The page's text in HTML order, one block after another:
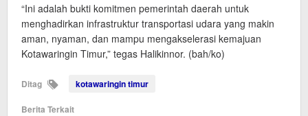
“Ini adalah bukti komitmen pemerintah daerah untuk
menghadirkan infrastruktur transportasi udara yang makin
aman, nyaman, dan mampu mengakselerasi kemajuan
Kotawaringin Timur,” tegas Halikinnor. (bah/ko)
Ditag kotawaringin timur
Berita Terkait